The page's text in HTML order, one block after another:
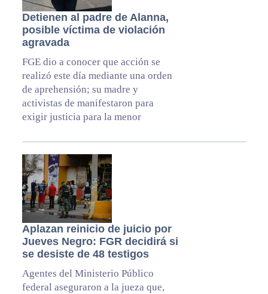
Detienen al padre de Alanna,
posible víctima de violación
agravada
FGE dio a conocer que acción se
realizó este día mediante una orden
de aprehensión; su madre y
activistas de manifestaron para
exigir justicia para la menor
Aplazan reinicio de juicio por
Jueves Negro: FGR decidirá si
se desiste de 48 testigos
Agentes del Ministerio Público
federal aseguraron a la jueza que,